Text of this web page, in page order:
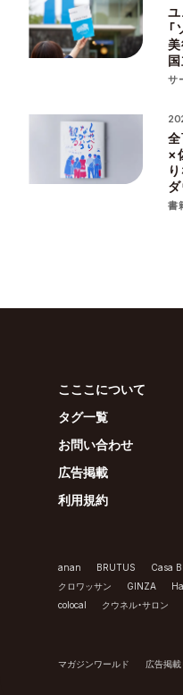
サ
×
書
こここについて
タグ一覧
お問い合わせ
広告掲載
利用規約
anan BRUTUS Casa
クロワッサン
GINZA
colocal
クウネル・サロン
マガジンワールド 広告掲載